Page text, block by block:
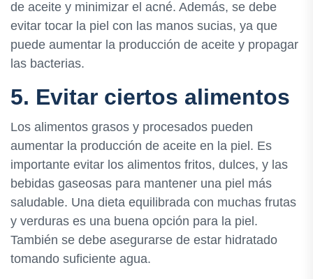
de aceite y minimizar el acné. Además, se debe
evitar tocar la piel con las manos sucias, ya que
puede aumentar la producción de aceite y propagar
las bacterias.
5. Evitar ciertos alimentos
Los alimentos grasos y procesados pueden
aumentar la producción de aceite en la piel. Es
importante evitar los alimentos fritos, dulces, y las
bebidas gaseosas para mantener una piel más
saludable. Una dieta equilibrada con muchas frutas
y verduras es una buena opción para la piel.
También se debe asegurarse de estar hidratado
tomando suficiente agua.